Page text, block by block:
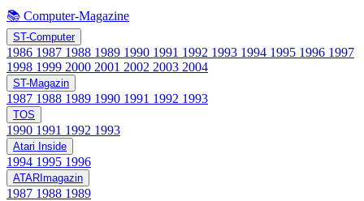
📚 Computer-Magazine
ST-Computer
1986 1987 1988 1989 1990 1991 1992 1993 1994 1995 1996 1997
1998 1999 2000 2001 2002 2003 2004
ST-Magazin
1987 1988 1989 1990 1991 1992 1993
TOS
1990 1991 1992 1993
Atari Inside
1994 1995 1996
ATARImagazin
1987 1988 1989